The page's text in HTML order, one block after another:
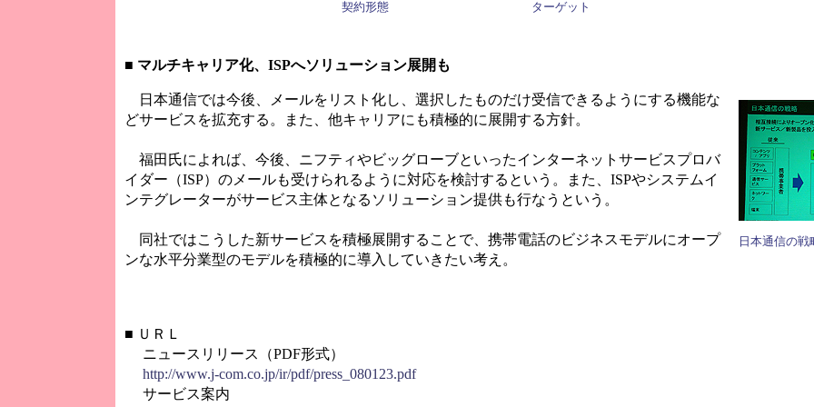
契約形態 ターゲット
■ マルチキャリア化、ISPへソリューション展開も
日本通信の戦
日本通信では今後、メールをリスト化し、選択したものだけ受信できるようにする機能な
どサービスを拡充する。また、他キャリアにも積極的に展開する方針。
福田氏によれば、今後、ニフティやビッグローブといったインターネットサービスプロバ
イダー（ISP）のメールも受けられるように対応を検討するという。また、ISPやシステムイ
ンテグレーターがサービス主体となるソリューション提供も行なうという。
同社ではこうした新サービスを積極展開することで、携帯電話のビジネスモデルにオープ
ンな水平分業型のモデルを積極的に導入していきたい考え。
■ ＵＲＬ
ニュースリリース（PDF形式）
http://www.j-com.co.jp/ir/pdf/press_080123.pdf
サービス案内